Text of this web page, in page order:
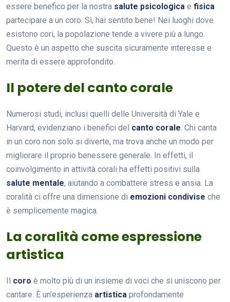
essere benefico per la nostra salute psicologica e fisica
partecipare a un coro. Sì, hai sentito bene! Nei luoghi dove
esistono cori, la popolazione tende a vivere più a lungo.
Questo è un aspetto che suscita sicuramente interesse e
merita di essere approfondito.
Il potere del canto corale
Numerosi studi, inclusi quelli delle Università di Yale e
Harvard, evidenziano i benefici del canto corale. Chi canta
in un coro non solo si diverte, ma trova anche un modo per
migliorare il proprio benessere generale. In effetti, il
coinvolgimento in attività corali ha effetti positivi sulla
salute mentale, aiutando a combattere stress e ansia. La
coralità ci offre una dimensione di emozioni condivise che
è semplicemente magica.
La coralità come espressione
artistica
Il coro è molto più di un insieme di voci che si uniscono per
cantare. È un’esperienza artistica profondamente